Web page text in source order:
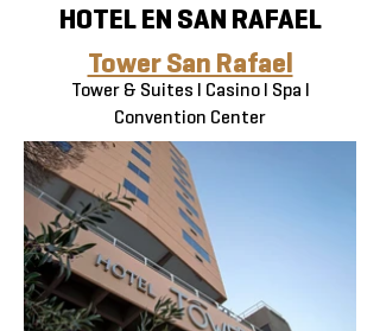
HOTEL EN SAN RAFAEL
Tower San Rafael
Tower & Suites I Casino I Spa I
Convention Center